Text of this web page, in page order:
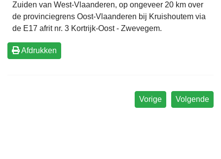
Zuiden van West-Vlaanderen, op ongeveer 20 km over
de provinciegrens Oost-Vlaanderen bij Kruishoutem via
de E17 afrit nr. 3 Kortrijk-Oost - Zwevegem.
Afdrukken
Volgende
Vorige